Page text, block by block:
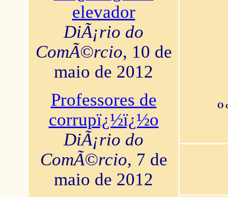
elevador
DiÃ¡rio do
ComÃ©rcio, 10 de
maio de 2012
Professores de
corrupï¿½ï¿½o
DiÃ¡rio do
ComÃ©rcio, 7 de
maio de 2012
O